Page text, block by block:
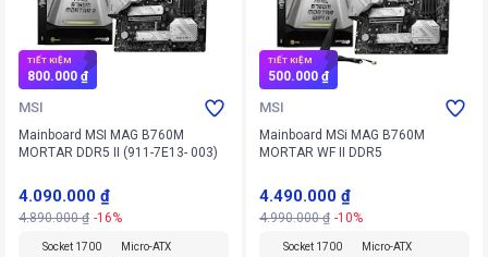
TIẾT KIỆM
800.000 ₫
MSI
Mainboard MSI MAG B760M
MORTAR DDR5 II (911-7E13- 003)
4.090.000 ₫
4.890.000 ₫ -16%
Socket 1700
Micro-ATX
TIẾT KIỆM
500.000 ₫
MSI
Mainboard MSi MAG B760M
MORTAR WF II DDR5
4.490.000 ₫
4.990.000 ₫ -10%
Socket 1700
Micro-ATX